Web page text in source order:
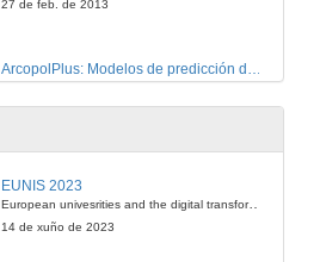
27 de feb. de 2013
ArcopolPlus: Modelos de predicción de deriva
27 de feb. de 2013
Divulgare.
EUNIS 2023
European univesrities and the digital transformation: challenges and opportunities ahead
14 de xuño de 2023